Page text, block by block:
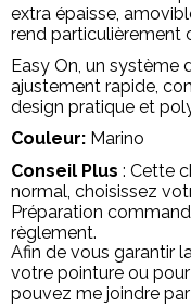
extra épaisse,
rend particulièrement
Easy On, un système
ajustement rapide,
design pratique et
Couleur: Marino
Conseil Plus : Cette
normal, choisissez
Préparation
règlement.
Afin de vous garantir
votre pointure ou
pouvez me joindre